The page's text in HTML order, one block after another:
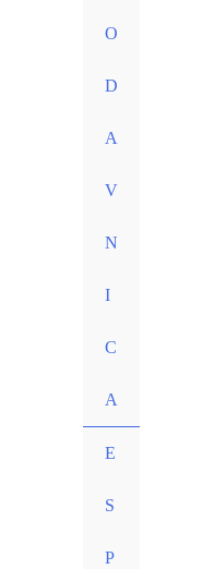
O
D
A
V
N
I
C
A
E
S
P